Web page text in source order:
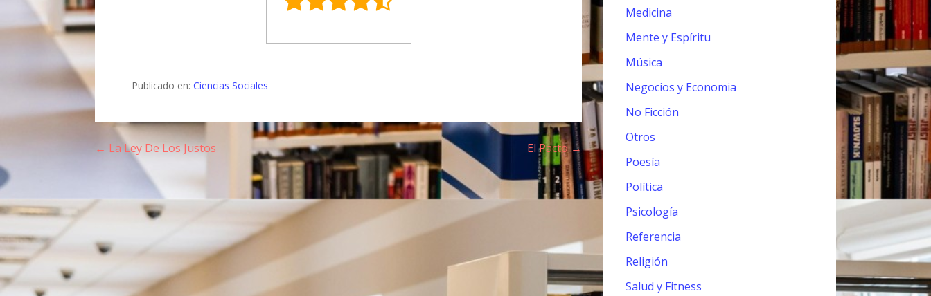
Publicado en:Ciencias Sociales
N
e
g
← La Ley De Los Justos El Pacto →
Medicina
Mente y Espíritu
Música
Negocios y Economia
No Ficción
Otros
Poesía
Política
Psicología
Referencia
Religión
Salud y Fitness